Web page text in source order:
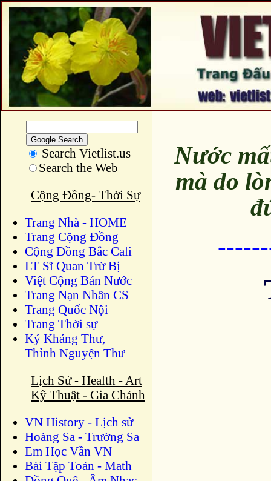
Search Vietlist.us
Search the Web
Cộng Đồng- Thời Sự
Trang Nhà - HOME
Trang Cộng Đồng
Cộng Đồng Bắc Cali
LT Sĩ Quan Trừ Bị
Việt Cộng Bán Nước
Trang Nạn Nhân CS
Trang Quốc Nội
Trang Thời sự
Ký Kháng Thư,
Thỉnh Nguyện Thư
Lịch Sử - Health - Art
Kỹ Thuật - Gia Chánh
VN History - Lịch sử
Hoàng Sa - Trường Sa
Em Học Vần VN
Bài Tập Toán - Math
Nước
mà do